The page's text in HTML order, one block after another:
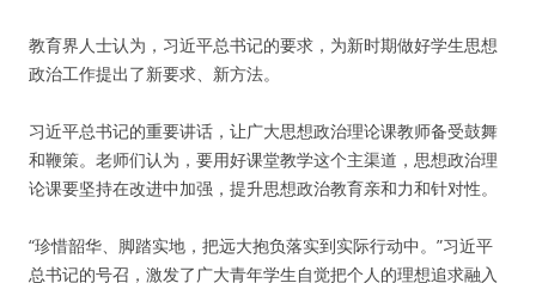
教育界人士认为，习近平总书记的要求，为新时期做好学生思想
政治工作提出了新要求、新方法。
习近平总书记的重要讲话，让广大思想政治理论课教师备受鼓舞
和鞭策。老师们认为，要用好课堂教学这个主渠道，思想政治理
论课要坚持在改进中加强，提升思想政治教育亲和力和针对性。
“珍惜韶华、脚踏实地，把远大抱负落实到实际行动中。”习近平
总书记的号召，激发了广大青年学生自觉把个人的理想追求融入